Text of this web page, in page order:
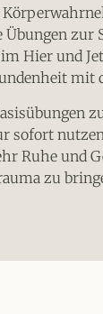
Übungen zur
Hier und
mit
sofort
Ruhe und
zu